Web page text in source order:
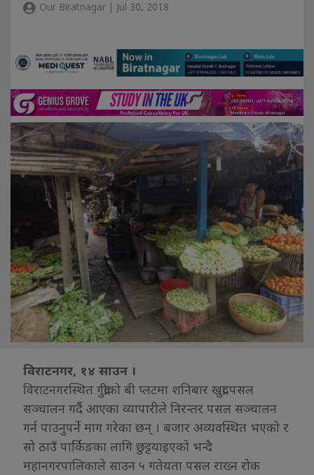
Our Biratnagar | Jul 30, 2018
विराटनगर, १४ साउन ।
विराटनगरस्थित गुद्रीको बी प्लटमा शनिबार खुद्रा पसल
सञ्चालन गर्दै आएका व्यापारीले निरन्तर पसल सञ्चालन
गर्न पाउनुपर्ने माग गरेका छन् । बजार अव्यवस्थित भएको र
सो ठाउँ पार्किङका लागि छुट्टयाइएको भन्दै
महानगरपालिकाले साउन ५ गतेयता पसल राख्न रोक